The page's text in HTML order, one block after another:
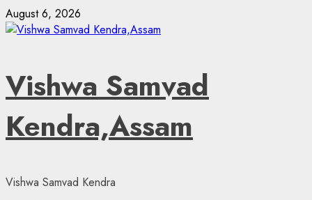
Skip
to
August 6, 2026
Vishwa Samvad
Kendra,Assam
Vishwa Samvad Kendra